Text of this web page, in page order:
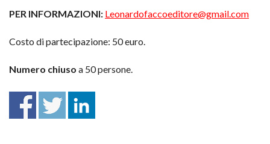
PER INFORMAZIONI: Leonardofaccoeditore@gmail.com
Costo di partecipazione: 50 euro.
Numero chiuso a 50 persone.